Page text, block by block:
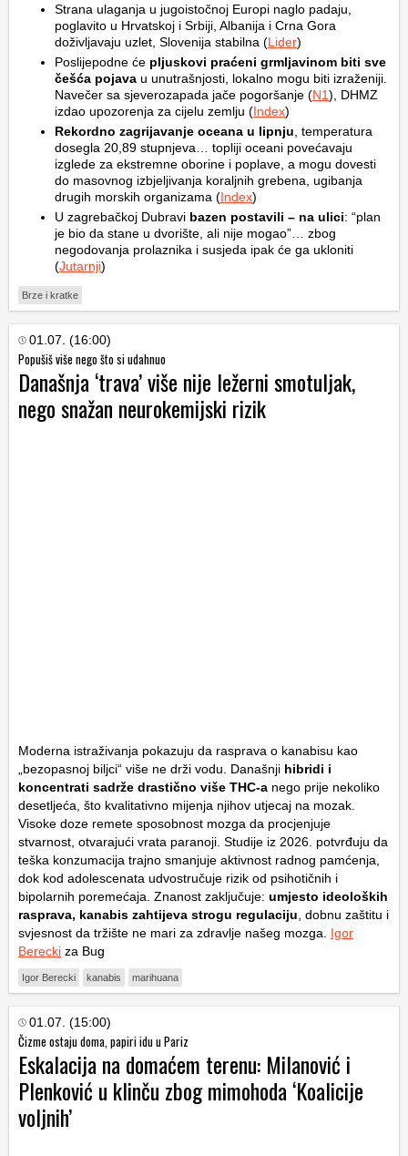
Strana ulaganja u jugoistočnoj Europi naglo padaju,
poglavito u Hrvatskoj i Srbiji, Albanija i Crna Gora
doživljavaju uzlet, Slovenija stabilna (Lider)
Poslijepodne će pljuskovi praćeni grmljavinom biti sve
češća pojava u unutrašnjosti, lokalno mogu biti izraženiji.
Navečer sa sjeverozapada jače pogoršanje (N1), DHMZ
izdao upozorenja za cijelu zemlju (Index)
Rekordno zagrijavanje oceana u lipnju , temperatura
dosegla 20,89 stupnjeva… topliji oceani povećavaju
izglede za ekstremne oborine i poplave, a mogu dovesti
do masovnog izbjeljivanja koraljnih grebena, ugibanja
drugih morskih organizama (Index)
U zagrebačkoj Dubravi bazen postavili – na ulici: “plan
je bio da stane u dvorište, ali nije mogao”… zbog
negodovanja prolaznika i susjeda ipak će ga ukloniti
(Jutarnji)
Brze i kratke
01.07. (16:00)
Popušiš više nego što si udahnuo
Današnja ‘trava’ više nije ležerni smotuljak,
nego snažan neurokemijski rizik
Moderna istraživanja pokazuju da rasprava o kanabisu kao
„bezopasnoj biljci“ više ne drži vodu. Današnji hibridi i
koncentrati sadrže drastično više THC-a nego prije nekoliko
desetljeća, što kvalitativno mijenja njihov utjecaj na mozak.
Visoke doze remete sposobnost mozga da procjenjuje
stvarnost, otvarajući vrata paranoji. Studije iz 2026. potvrđuju da
teška konzumacija trajno smanjuje aktivnost radnog pamćenja,
dok kod adolescenata udvostručuje rizik od psihotičnih i
bipolarnih poremećaja. Znanost zaključuje: umjesto ideoloških
rasprava, kanabis zahtijeva strogu regulaciju, dobnu zaštitu i
svjesnost da tržište ne mari za zdravlje našeg mozga. Igor
Berecki za Bug
Igor Berecki kanabis marihuana
01.07. (15:00)
Čizme ostaju doma, papiri idu u Pariz
Eskalacija na domaćem terenu: Milanović i
Plenković u klinču zbog mimohoda ‘Koalicije
voljnih’